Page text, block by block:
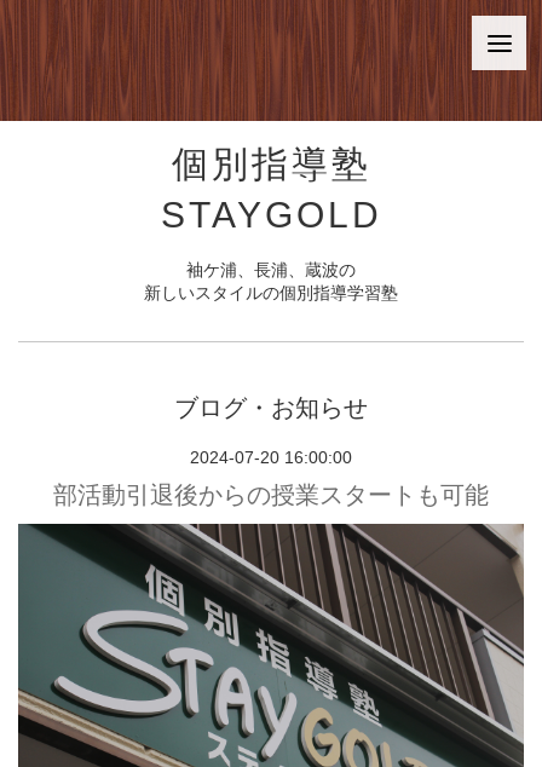
個別指導塾
STAYGOLD
袖ケ浦、長浦、蔵波の
新しいスタイルの個別指導学習塾
ブログ・お知らせ
2024-07-20 16:00:00
部活動引退後からの授業スタートも可能